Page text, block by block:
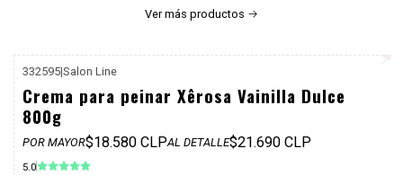
Ver más productos
332595|Salon Line
Crema para peinar Xêrosa Vainilla Dulce
800g
POR MAYOR$18.580 CLPAL DETALLE$21.690 CLP
5.0